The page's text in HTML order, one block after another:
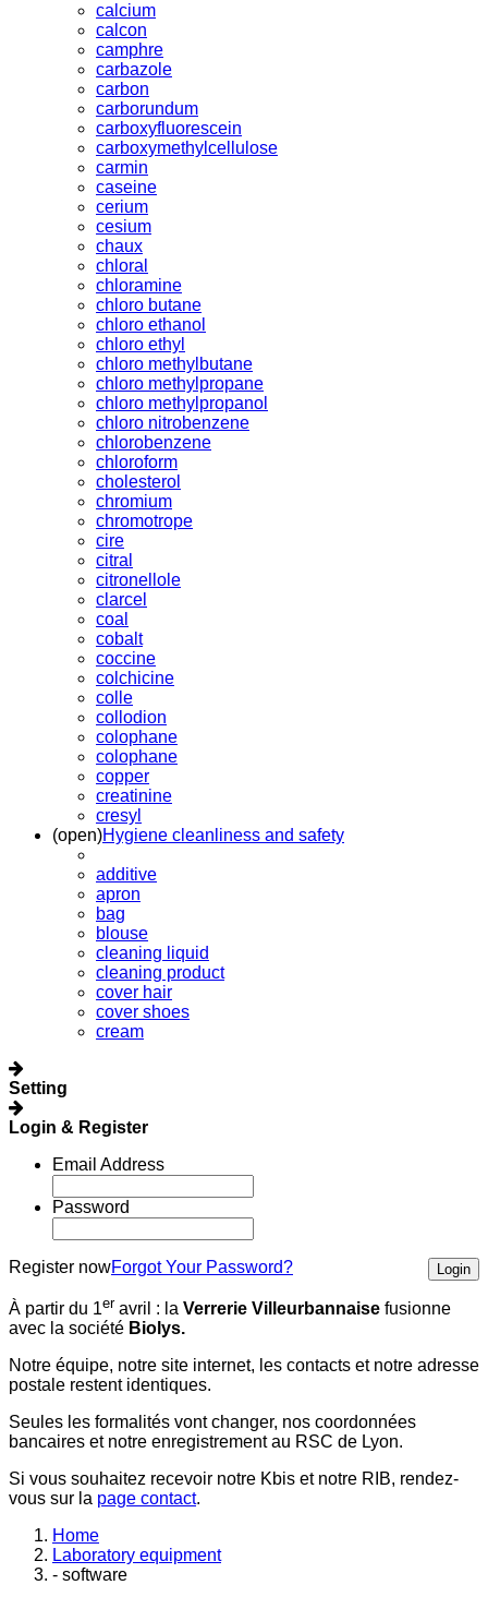
calcium
calcon
camphre
carbazole
carbon
carborundum
carboxyfluorescein
carboxymethylcellulose
carmin
caseine
cerium
cesium
chaux
chloral
chloramine
chloro butane
chloro ethanol
chloro ethyl
chloro methylbutane
chloro methylpropane
chloro methylpropanol
chloro nitrobenzene
chlorobenzene
chloroform
cholesterol
chromium
chromotrope
cire
citral
citronellole
clarcel
coal
cobalt
coccine
colchicine
colle
collodion
colophane
colophane
copper
creatinine
cresyl
(open)Hygiene cleanliness and safety
additive
apron
bag
blouse
cleaning liquid
cleaning product
cover hair
cover shoes
cream
Setting
Login & Register
Email Address
Password
Register now Login
Forgot Your Password?
À partir du 1er avril : la Verrerie Villeurbannaise fusionne
avec la société Biolys.
Notre équipe, notre site internet, les contacts et notre adresse
postale restent identiques.
Seules les formalités vont changer, nos coordonnées
bancaires et notre enregistrement au RSC de Lyon.
Si vous souhaitez recevoir notre Kbis et notre RIB, rendez-
vous sur la page contact.
Home
Laboratory equipment
- software